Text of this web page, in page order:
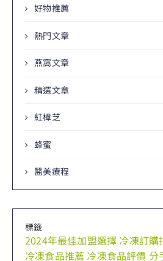
好物推薦
熱門文章
燕窩文章
精選文章
紅樟芝
蜂蜜
醫美療程
標籤
2024年最佳加盟選擇 冷凍訂購
冷凍食品推薦 冷凍食品評價 分